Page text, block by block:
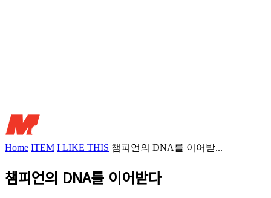
Home ITEM I LIKE THIS 챔피언의 DNA를 이어받...
챔피언의 DNA를 이어받다